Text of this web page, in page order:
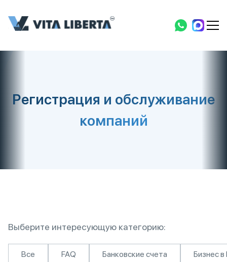
Регистрация и обслуживание
компаний
Выберите интересующую категорию:
Все FAQ Банковские счета Бизнес в